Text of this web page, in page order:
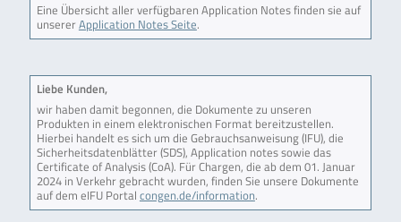
Eine Übersicht aller verfügbaren Application Notes finden sie auf
unsererApplication Notes Seite.
Liebe Kunden,
wir haben damit begonnen, die Dokumente zu unseren
Produkten in einem elektronischen Format bereitzustellen.
Hierbei handelt es sich um die Gebrauchsanweisung (IFU), die
Sicherheitsdatenblätter (SDS), Application notes sowie das
Certificate of Analysis (CoA). Für Chargen, die ab dem 01. Januar
2024 in Verkehr gebracht wurden, finden Sie unsere Dokumente
auf dem eIFU Portal congen.de/information.